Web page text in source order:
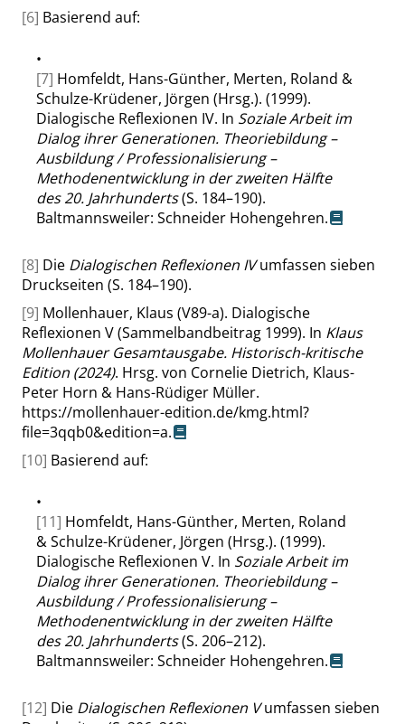
[6] Basierend auf:
•
[7] Homfeldt, Hans-Günther, Merten, Roland &
Schulze-Krüdener, Jörgen (Hrsg.). (1999).
Dialogische Reflexionen IV. In Soziale Arbeit im
Dialog ihrer Generationen. Theoriebildung –
Ausbildung / Professionalisierung –
Methodenentwicklung in der zweiten Hälfte
des 20. Jahrhunderts(S. 184–190).
Baltmannsweiler: Schneider Hohengehren.
[8] Die Dialogischen Reflexionen IVumfassen sieben
Druckseiten (S. 184–190).
[9] Mollenhauer, Klaus (V89-a). Dialogische
Reflexionen V (Sammelbandbeitrag 1999). In Klaus
Mollenhauer Gesamtausgabe. Historisch-kritische
Edition (2024). Hrsg. von Cornelie Dietrich, Klaus-
Peter Horn & Hans-Rüdiger Müller.
https://mollenhauer-edition.de/kmg.html?
file=3qqb0&edition=a.
[10] Basierend auf:
•
[11] Homfeldt, Hans-Günther, Merten, Roland
& Schulze-Krüdener, Jörgen (Hrsg.). (1999).
Dialogische Reflexionen V. In Soziale Arbeit im
Dialog ihrer Generationen. Theoriebildung –
Ausbildung / Professionalisierung –
Methodenentwicklung in der zweiten Hälfte
des 20. Jahrhunderts(S. 206–212).
Baltmannsweiler: Schneider Hohengehren.
[12] Die Dialogischen Reflexionen Vumfassen sieben